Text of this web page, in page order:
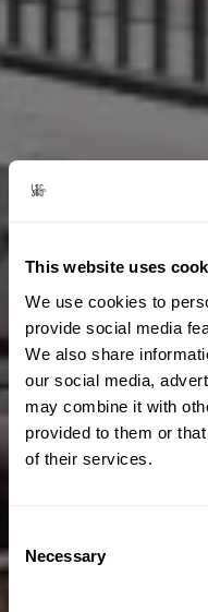
This website uses
We use cookies to
provide social media
We also share
our social media,
may combine it with
provided to them or
of their services.
Selection
Necessary